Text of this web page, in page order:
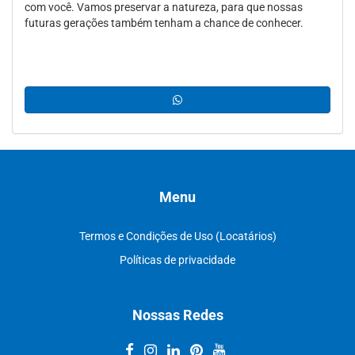
com você. Vamos preservar a natureza, para que nossas
futuras gerações também tenham a chance de conhecer.
Menu
Termos e Condições de Uso (Locatários)
Políticas de privacidade
Nossas Redes